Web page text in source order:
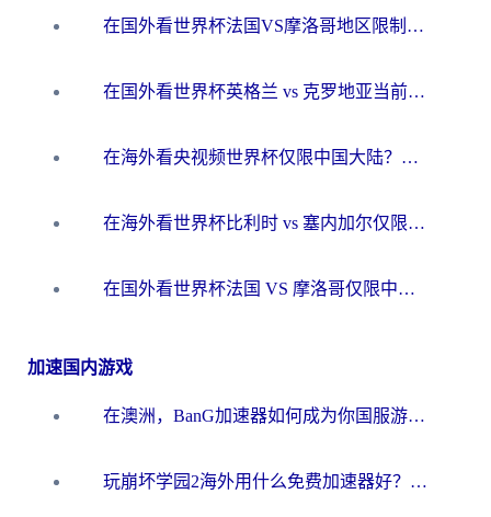
在国外看世界杯法国VS摩洛哥地区限制？这篇指南让你流畅看中文解说无压力
在国外看世界杯英格兰 vs 克罗地亚当前地区不可播放？这篇指南帮你搞定所有海外观赛难题
在海外看央视频世界杯仅限中国大陆？这篇指南帮你解锁中文解说+无卡顿直播
在海外看世界杯比利时 vs 塞内加尔仅限中国大陆？我找到了最流畅的中文解说之路
在国外看世界杯法国 VS 摩洛哥仅限中国大陆？海外党这样看中文解说赛事不卡顿
加速国内游戏
在澳洲，BanG加速器如何成为你国服游戏的“时光机”？
玩崩坏学园2海外用什么免费加速器好？2026海外党亲测国服游戏加速指南